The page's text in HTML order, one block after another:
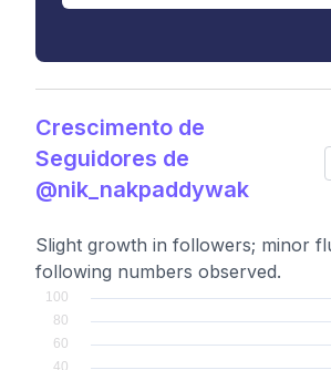
Crescimento de
Seguidores de
@nik_nakpaddywak
Slight growth in followers; minor
following numbers observed.